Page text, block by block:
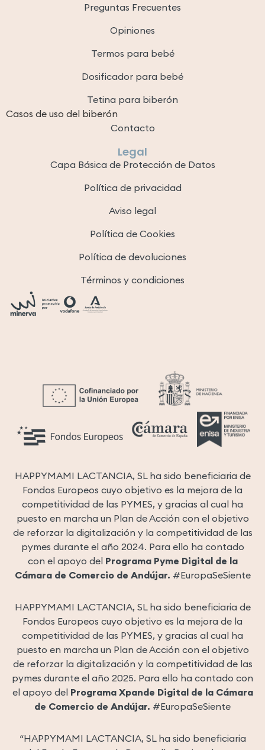
Preguntas Frecuentes
Opiniones
Termos para bebé
Dosificador para bebé
Tetina para biberón
Casos de uso del biberón
Contacto
Legal
Capa Básica de Protección de Datos
Política de privacidad
Aviso legal
Política de Cookies
Política de devoluciones
Términos y condiciones
HAPPYMAMI LACTANCIA, SL ha sido beneficiaria de
Fondos Europeos cuyo objetivo es la mejora de la
competitividad de las PYMES, y gracias al cual ha
puesto en marcha un Plan de Acción con el objetivo
de reforzar la digitalización y la competitividad de las
pymes durante el año 2024. Para ello ha contado
con el apoyo del Programa Pyme Digital de la
Cámara de Comercio de Andújar. #EuropaSeSiente
HAPPYMAMI LACTANCIA, SL ha sido beneficiaria de
Fondos Europeos cuyo objetivo es la mejora de la
competitividad de las PYMES, y gracias al cual ha
puesto en marcha un Plan de Acción con el objetivo
de reforzar la digitalización y la competitividad de las
pymes durante el año 2025. Para ello ha contado con
el apoyo del Programa Xpande Digital de la Cámara
de Comercio de Andújar. #EuropaSeSiente
“HAPPYMAMI LACTANCIA, SL ha sido beneficiaria